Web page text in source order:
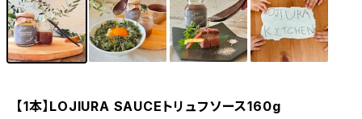
【1本】LOJIURA SAUCEトリュフソース160g